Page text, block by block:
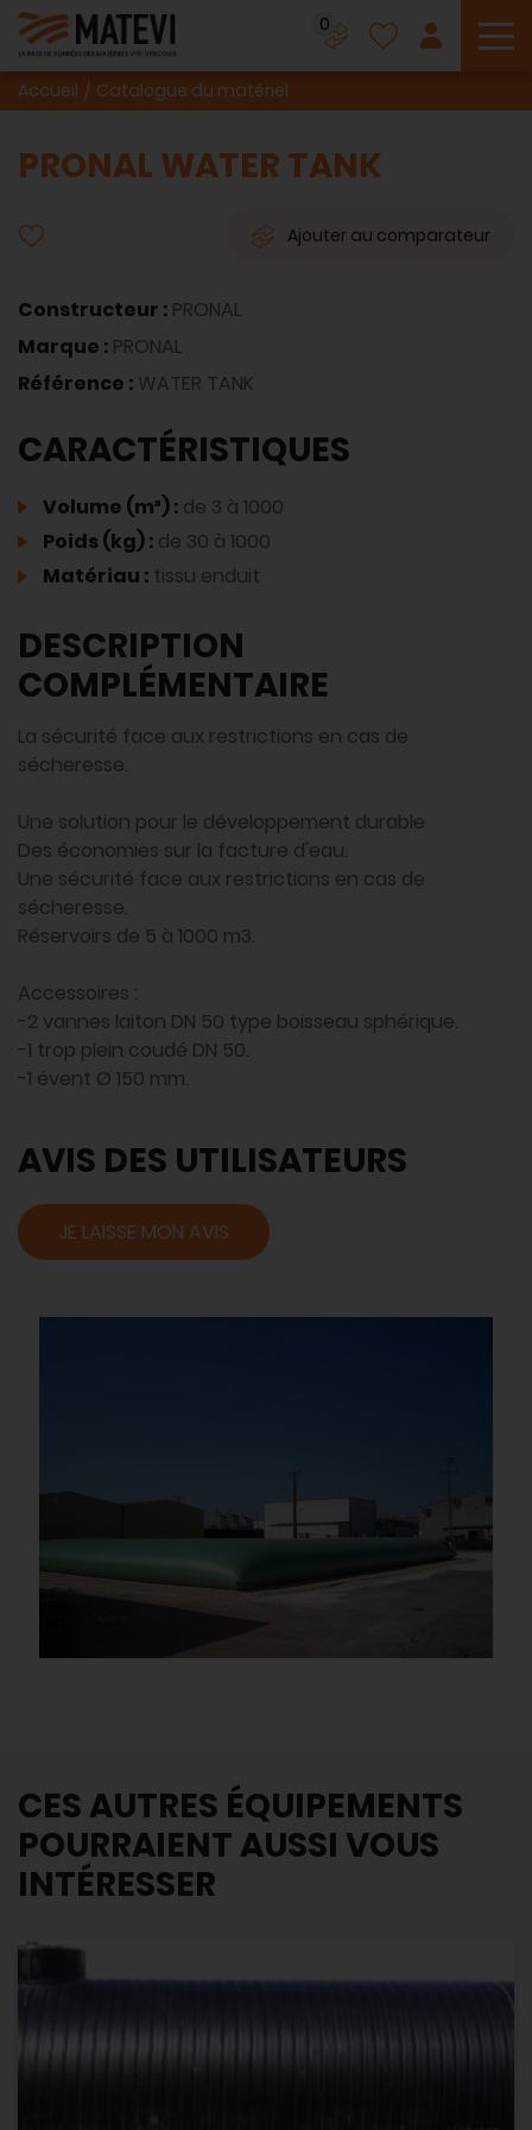
0
Accueil Catalogue du matériel
PRONAL WATER TANK
Ajouter au comparateur
Constructeur : PRONAL
Marque : PRONAL
Référence : WATER TANK
CARACTÉRISTIQUES
Volume (m³) : de 3 à 1000
Poids (kg) : de 30 à 1000
Matériau : tissu enduit
DESCRIPTION
COMPLÉMENTAIRE
La sécurité face aux restrictions en cas de
sécheresse.
Une solution pour le développement durable
Des économies sur la facture d'eau.
Une sécurité face aux restrictions en cas de
sécheresse.
Réservoirs de 5 à 1000 m3.
Accessoires :
-2 vannes laiton DN 50 type boisseau sphérique.
-1 trop plein coudé DN 50.
-1 évent Ø 150 mm.
AVIS DES UTILISATEURS
JE LAISSE MON AVIS
CES AUTRES ÉQUIPEMENTS
POURRAIENT AUSSI VOUS
INTÉRESSER